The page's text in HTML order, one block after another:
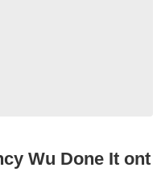
Wu Done It ont